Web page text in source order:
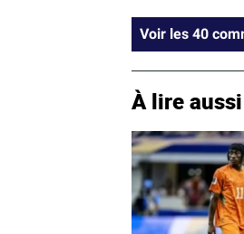
Voir les
À lire aussi